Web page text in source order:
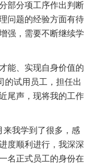
部分项工序作出判断
问题的经验方面有待
强，需要不断继续学
能、实现自身价值的
的试用员工，担任出
尾声，现将我的工作
来我学到了很多，感
度顺利进行，我深深
名正式员工的身份在